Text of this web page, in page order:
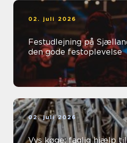
02. juli 2026
Festudlejning på
den gode festoplevelse
02. juli 2026
Vvs køge: faglig hjælp til